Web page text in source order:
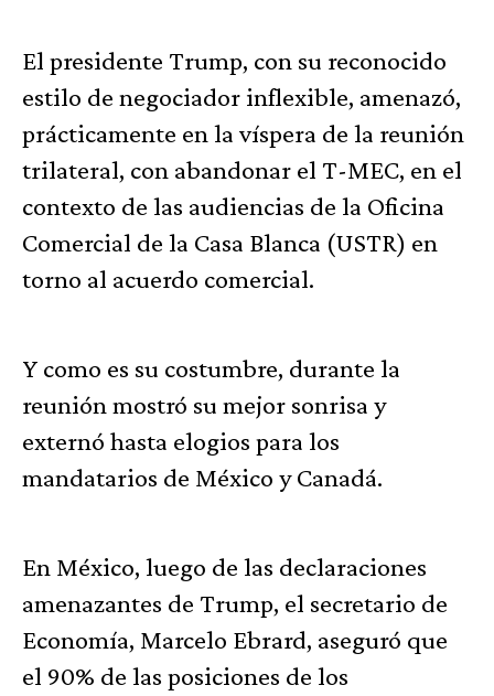
El presidente Trump, con su reconocido
estilo de negociador inflexible, amenazó,
prácticamente en la víspera de la reunión
trilateral, con abandonar el T-MEC, en el
contexto de las audiencias de la Oficina
Comercial de la Casa Blanca (USTR) en
torno al acuerdo comercial.
Y como es su costumbre, durante la
reunión mostró su mejor sonrisa y
externó hasta elogios para los
mandatarios de México y Canadá.
En México, luego de las declaraciones
amenazantes de Trump, el secretario de
Economía, Marcelo Ebrard, aseguró que
el 90% de las posiciones de los